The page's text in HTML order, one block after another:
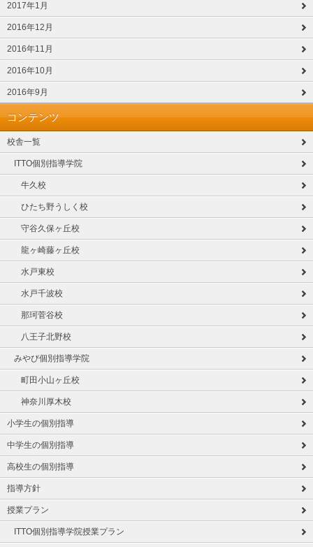
2017年1月
2016年12月
2016年11月
2016年10月
2016年9月
コンテンツ
校舎一覧
ITTO個別指導学院
牛久校
ひたち野うしく校
守谷久保ヶ丘校
龍ヶ崎藤ヶ丘校
水戸東校
水戸千波校
那珂菅谷校
八王子北野校
みやび個別指導学院
町田小山ヶ丘校
神奈川厚木校
小学生の個別指導
中学生の個別指導
高校生の個別指導
指導方針
授業プラン
ITTO個別指導学院授業プラン